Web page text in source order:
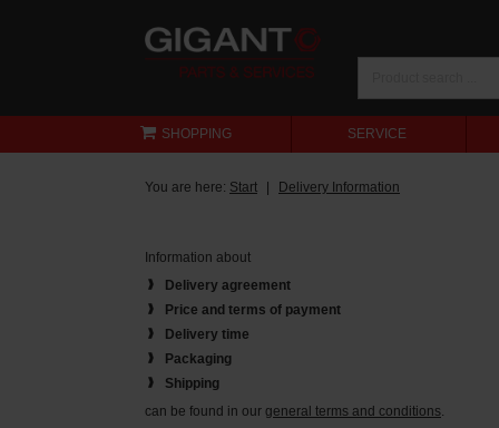
SHOPPING SERVICE
You are here: Start Delivery Information
Information about
Delivery agreement
Price and terms of payment
Delivery time
Packaging
Shipping
can be found in our general terms and conditions.